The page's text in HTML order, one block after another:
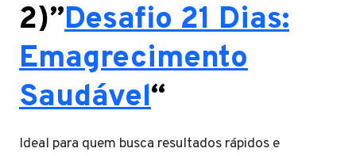
2)”Desafio 21 Dias:
Emagrecimento
Saudável“
Ideal para quem busca resultados rápidos e